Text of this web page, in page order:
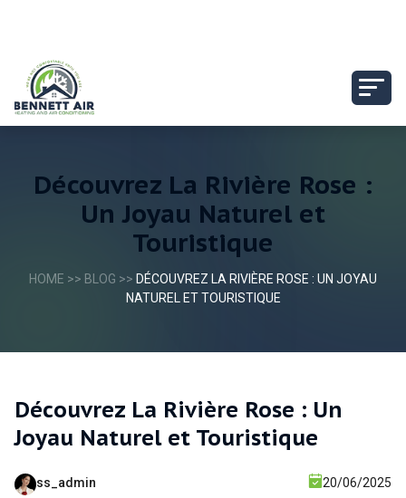
Découvrez La Rivière Rose :
Un Joyau Naturel et
Touristique
HOME >> BLOG >> DÉCOUVREZ LA RIVIÈRE ROSE : UN JOYAU
NATUREL ET TOURISTIQUE
Découvrez La Rivière Rose : Un
Joyau Naturel et Touristique
ss_admin 20/06/2025